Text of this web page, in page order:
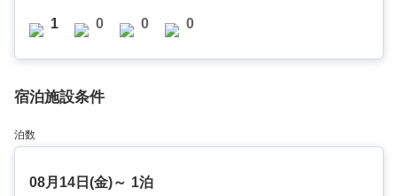
1 0 0 0
宿泊施設条件
泊数
08月14日(金)～ 1泊